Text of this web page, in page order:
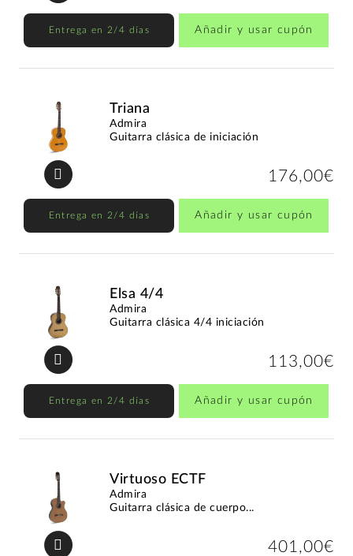
Entrega en 2/4 días Añadir y usar cupón
Triana
Admira
Guitarra clásica de iniciación
176,00€
Entrega en 2/4 días Añadir y usar cupón
Elsa 4/4
Admira
Guitarra clásica 4/4 iniciación
113,00€
Entrega en 2/4 días Añadir y usar cupón
Virtuoso ECTF
Admira
Guitarra clásica de cuerpo...
401,00€